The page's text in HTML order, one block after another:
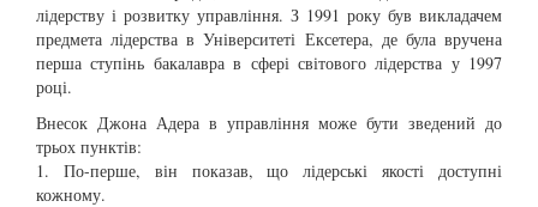
лідерству і розвитку управління. З 1991 року був викладачем
предмета лідерства в Університеті Ексетера, де була вручена
перша ступінь бакалавра в сфері світового лідерства у 1997
році.
Внесок Джона Адера в управління може бути зведений до
трьох пунктів:
1. По-перше, він показав, що лідерські якості доступні
кожному.